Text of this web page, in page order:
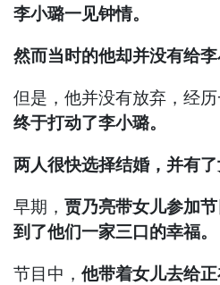
李小璐一见钟情。
然而当时的他却并没有给李
但是，他并没有放弃，经
终于打动了李小璐。
两人很快选择结婚，并有了
早期，贾乃亮带女儿参加
到了他们一家三口的幸福。
节目中，他带着女儿去给